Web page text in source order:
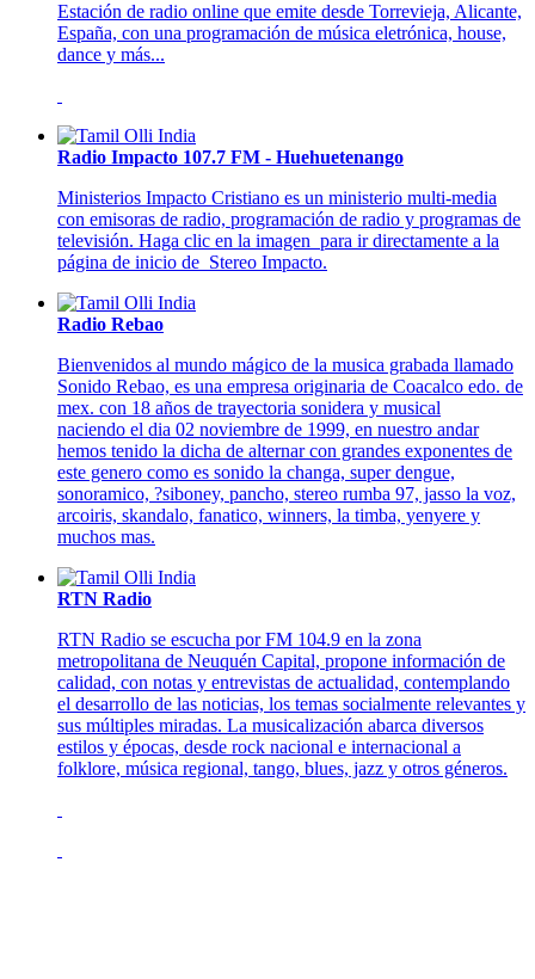
Estación de radio online que emite desde Torrevieja, Alicante,
España, con una programación de música eletrónica, house,
dance y más...
Radio Impacto 107.7 FM - Huehuetenango
Ministerios Impacto Cristiano es un ministerio multi-media
con emisoras de radio, programación de radio y programas de
televisión. Haga clic en la imagen para ir directamente a la
página de inicio de Stereo Impacto.
Radio Rebao
Bienvenidos al mundo mágico de la musica grabada llamado
Sonido Rebao, es una empresa originaria de Coacalco edo. de
mex. con 18 años de trayectoria sonidera y musical
naciendo el dia 02 noviembre de 1999, en nuestro andar
hemos tenido la dicha de alternar con grandes exponentes de
este genero como es sonido la changa, super dengue,
sonoramico, ?siboney, pancho, stereo rumba 97, jasso la voz,
arcoiris, skandalo, fanatico, winners, la timba, yenyere y
muchos mas.
RTN Radio
RTN Radio se escucha por FM 104.9 en la zona
metropolitana de Neuquén Capital, propone información de
calidad, con notas y entrevistas de actualidad, contemplando
el desarrollo de las noticias, los temas socialmente relevantes y
sus múltiples miradas. La musicalización abarca diversos
estilos y épocas, desde rock nacional e internacional a
folklore, música regional, tango, blues, jazz y otros géneros.